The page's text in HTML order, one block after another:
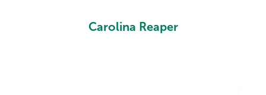
Carolina Reaper